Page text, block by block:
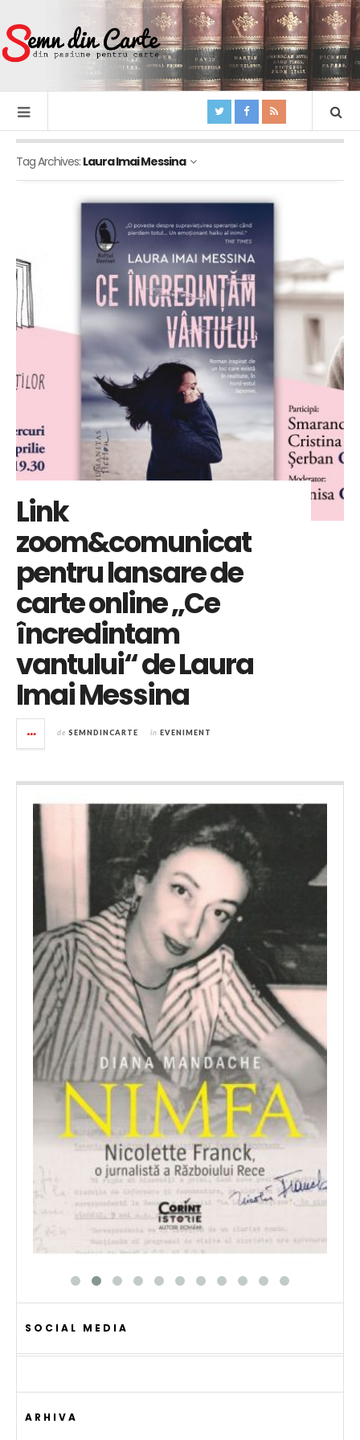
Tag Archives: Laura Imai Messina
Link
zoom&comunicat
pentru lansare de
carte online „Ce
încredintam
vantului“ de Laura
Imai Messina
de SEMNDINCARTE în EVENIMENT
SOCIAL MEDIA
ARHIVA